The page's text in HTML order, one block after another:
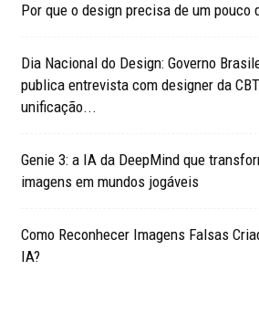
Por que o design precisa de um pouco
Dia Nacional do Design: Governo
publica entrevista com designer da
unificação...
Genie 3: a IA da DeepMind que
imagens em mundos jogáveis
Como Reconhecer Imagens Falsas
IA?